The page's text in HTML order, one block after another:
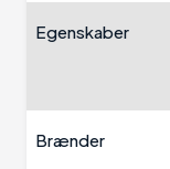
Egenskaber
Brænder